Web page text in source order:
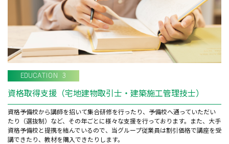
EDUCATION 3
資格取得支援（宅地建物取引士・建築施工管理技士）
資格予備校から講師を招いて集合研修を行ったり、予備校へ通っていただい
たり（選抜制）など、その年ごとに様々な支援を行っております。また、大手
資格予備校と提携を結んでいるので、当グループ従業員は割引価格で講座を受
講できたり、教材を購入できたりします。